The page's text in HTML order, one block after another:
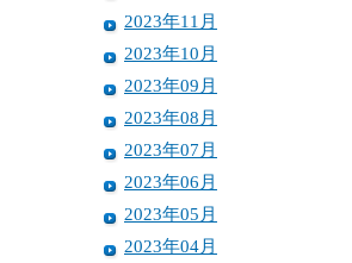
2023年11月
2023年10月
2023年09月
2023年08月
2023年07月
2023年06月
2023年05月
2023年04月